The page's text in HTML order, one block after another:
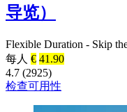
导览）
Flexible Duration - Skip
每人 € 41.90
4.7 (2925)
检查可用性